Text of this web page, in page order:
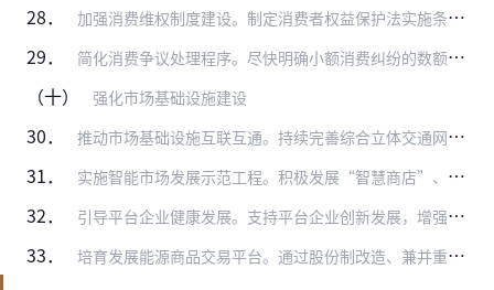
28． 加强消费维权制度建设。制定消费者权益保护法实施条例。健全消费者公益诉讼制度，探索建立消费者集体诉讼制度，在诉讼程序、庭审过程、举证责任等方面加强对消费者的司法保…
29． 简化消费争议处理程序。尽快明确小额消费纠纷的数额，完善小额消费纠纷司法程序，鼓励小额消费纠纷案件通过进入小额诉讼程序实现快速处理。完善消费纠纷在线解决机制，畅通…
（十） 强化市场基础设施建设
30． 推动市场基础设施互联互通。持续完善综合立体交通网络。加强新一代信息技术在铁路、公路、水运、民航、邮政等领域的应用，提升综合运行效能。支持公共性快递分拣处理中心、…
31． 实施智能市场发展示范工程。积极发展“智慧商店”、“智慧街区”、“智慧商圈”、“智慧社区”，建设一批智能消费综合体验馆。加大新型基础设施投资力度，推动第五代移动通…
32． 引导平台企业健康发展。支持平台企业创新发展，增强国际竞争力。实施教育、医疗、快递物流等网络基础设施改造提升工程，推动互联网医疗、在线教育、第三方物流、即时递送、…
33． 培育发展能源商品交易平台。通过股份制改造、兼并重组等多种方式，在油气、电力、煤炭等领域积极培育形成运营规范、具有较大影响力的交易平台。支持上海期货交易所、全国电…